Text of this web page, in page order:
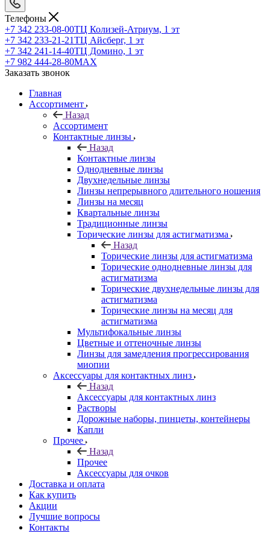
Телефоны
+7 342 233-08-00ТЦ Колизей-Атриум, 1 эт
+7 342 233-21-21ТЦ Айсберг, 1 эт
+7 342 241-14-40ТЦ Домино, 1 эт
+7 982 444-28-80MAX
Заказать звонок
Главная
Ассортимент
Назад
Ассортимент
Контактные линзы
Назад
Контактные линзы
Однодневные линзы
Двухнедельные линзы
Линзы непрерывного длительного ношения
Линзы на месяц
Квартальные линзы
Традиционные линзы
Торические линзы для астигматизма
Назад
Торические линзы для астигматизма
Торические однодневные линзы для
астигматизма
Торические двухнедельные линзы для
астигматизма
Торические линзы на месяц для
астигматизма
Мультифокальные линзы
Цветные и оттеночные линзы
Линзы для замедления прогрессирования
миопии
Аксессуары для контактных линз
Назад
Аксессуары для контактных линз
Растворы
Дорожные наборы, пинцеты, контейнеры
Капли
Прочее
Назад
Прочее
Аксессуары для очков
Доставка и оплата
Как купить
Акции
Лучшие вопросы
Контакты